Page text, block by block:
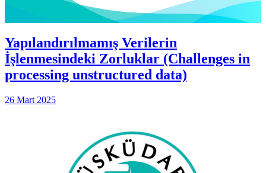
Yapılandırılmamış Verilerin
İşlenmesindeki Zorluklar (Challenges in
processing unstructured data)
26 Mart 2025